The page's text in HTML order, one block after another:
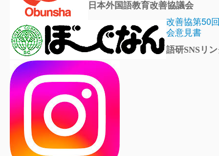
日本外国語教育改善協議会
改善協第50
会意見書
語研SNSリ